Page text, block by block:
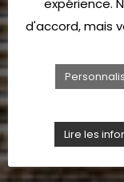
expérience.
d'accord, mais
Lire les